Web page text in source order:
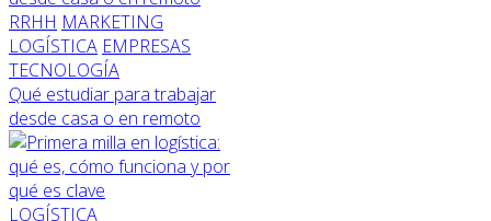
RRHH MARKETING
LOGÍSTICA EMPRESAS
TECNOLOGÍA
Qué estudiar para trabajar
desde casa o en remoto
LOGÍSTICA